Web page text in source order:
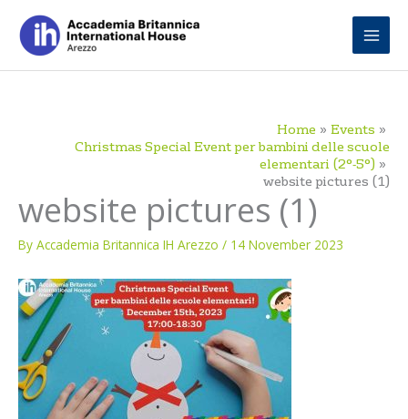
content
Home
Events
Christmas Special Event per bambini delle scuole
elementari (2°-5°)
website pictures (1)
website pictures (1)
By Accademia Britannica IH Arezzo / 14 November 2023